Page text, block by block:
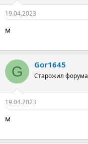
19.04.2023
м
G Gor1645
Старожил форума
19.04.2023
м